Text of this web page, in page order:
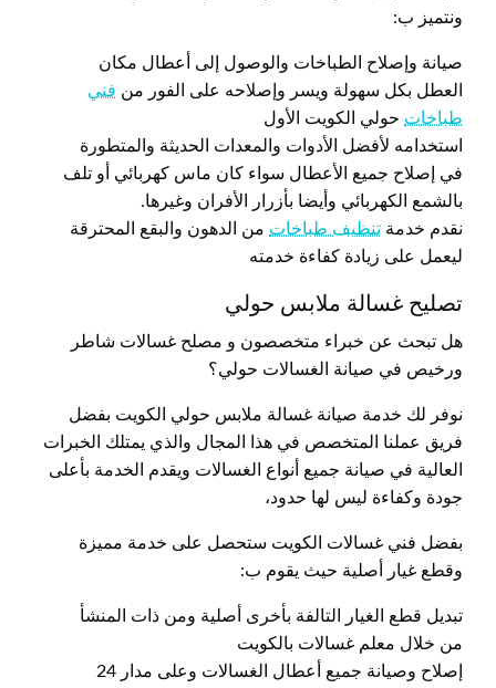
ونتميز ب:
صيانة وإصلاح الطباخات والوصول إلى أعطال مكان
العطل بكل سهولة ويسر وإصلاحه على الفور من فني
طباخات حولي الكويت الأول
استخدامه لأفضل الأدوات والمعدات الحديثة والمتطورة
في إصلاح جميع الأعطال سواء كان ماس كهربائي أو تلف
بالشمع الكهربائي وأيضا بأزرار الأفران وغيرها.
نقدم خدمة تنظيف طباخات من الدهون والبقع المحترقة
ليعمل على زيادة كفاءة خدمته
تصليح غسالة ملابس حولي
هل تبحث عن خبراء متخصصون و مصلح غسالات شاطر
ورخيص في صيانة الغسالات حولي؟
نوفر لك خدمة صيانة غسالة ملابس حولي الكويت بفضل
فريق عملنا المتخصص في هذا المجال والذي يمتلك الخبرات
العالية في صيانة جميع أنواع الغسالات ويقدم الخدمة بأعلى
جودة وكفاءة ليس لها حدود،
بفضل فني غسالات الكويت ستحصل على خدمة مميزة
وقطع غيار أصلية حيث يقوم ب:
تبديل قطع الغيار التالفة بأخرى أصلية ومن ذات المنشأ
من خلال معلم غسالات بالكويت
إصلاح وصيانة جميع أعطال الغسالات وعلى مدار 24